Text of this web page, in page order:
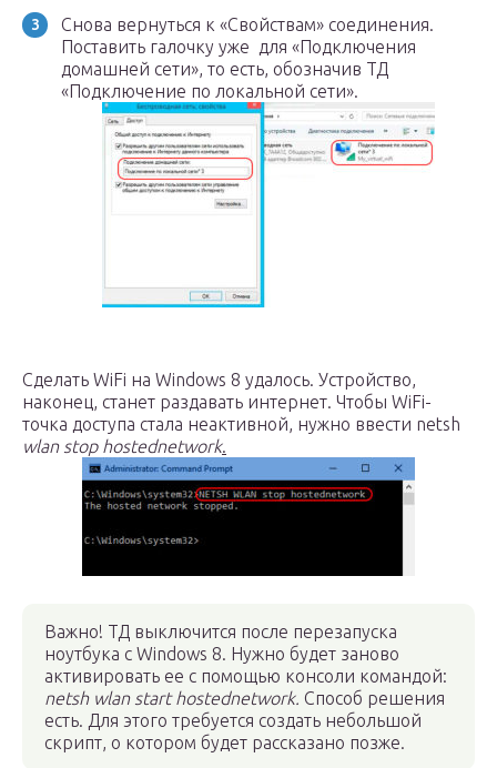
Снова вернуться к «Свойствам» соединения.
Поставить галочку уже для «Подключения
домашней сети», то есть, обозначив ТД
«Подключение по локальной сети».
Сделать WiFi на Windows 8 удалось. Устройство,
наконец, станет раздавать интернет. Чтобы WiFi-
точка доступа стала неактивной, нужно ввести netsh
wlan stop hostednetwork.
Важно! ТД выключится после перезапуска
ноутбука с Windows 8. Нужно будет заново
активировать ее с помощью консоли командой:
netsh wlan start hostednetwork. Способ решения
есть. Для этого требуется создать небольшой
скрипт, о котором будет рассказано позже.